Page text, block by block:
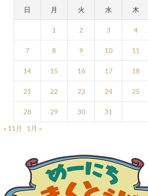
日 月 火 水 木
1 2 3 4
7 8 9 10 11
14 15 16 17 18
21 22 23 24 25
28 29 30
31
« 11月
1月 »